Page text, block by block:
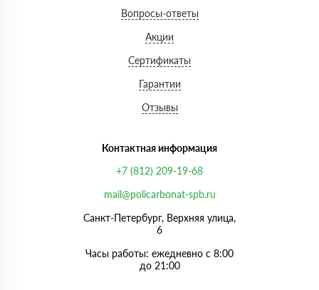
Вопросы-ответы
Акции
Сертификаты
Гарантии
Отзывы
Контактная информация
+7 (812) 209-19-68
mail@policarbonat-spb.ru
Санкт-Петербург, Верхняя улица,
6
Часы работы: ежедневно с 8:00
до 21:00